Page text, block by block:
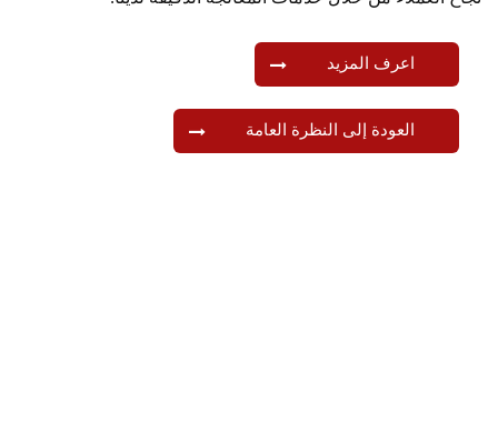
اعرف المزيد
العودة إلى النظرة العامة